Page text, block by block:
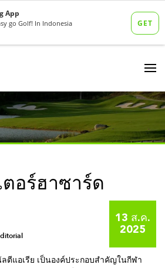
ตอร์ฮาซาร์ด
13 ส.ค.
2025
ตีแอเรีย เป็นองค์ประกอบสำคัญในกีฬา